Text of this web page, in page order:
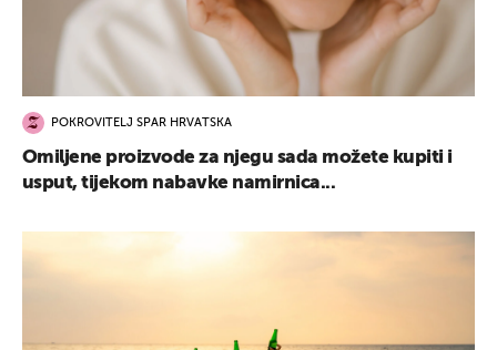
POKROVITELJ SPAR HRVATSKA
Omiljene proizvode za njegu sada možete kupiti i
usput, tijekom nabavke namirnica...